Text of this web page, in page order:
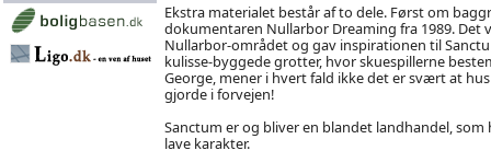
Ekstra materialet består af to dele. Først om
dokumentaren Nullarbor Dreaming fra 1989.
Nullarbor-området og gav inspirationen til
kulisse-byggede grotter, hvor skuespillerne
George, mener i hvert fald ikke det er svært at
gjorde i forvejen!
Sanctum er og bliver en blandet landhandel,
lave karakter.